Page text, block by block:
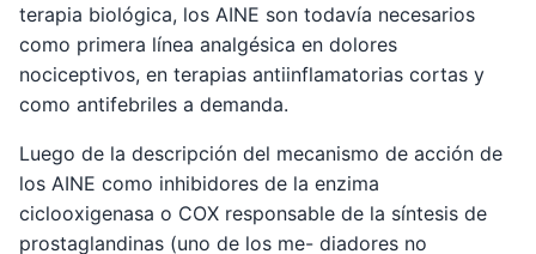
terapia biológica, los AINE son todavía necesarios
como primera línea analgésica en dolores
nociceptivos, en terapias antiinflamatorias cortas y
como antifebriles a demanda.
Luego de la descripción del mecanismo de acción de
los AINE como inhibidores de la enzima
ciclooxigenasa o COX responsable de la síntesis de
prostaglandinas (uno de los me- diadores no